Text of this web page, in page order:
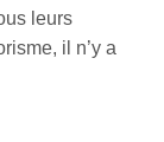
leurs
il n’y a